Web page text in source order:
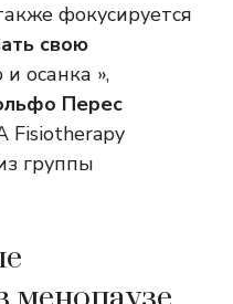
фокусируется
свою
и осанка »,
Перес
Fisiotherapy
группы